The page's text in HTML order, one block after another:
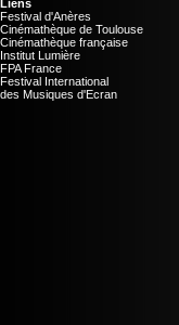
Liens
Festival d'Anères
Cinémathèque de Toulouse
Cinémathèque française
Institut Lumière
FPA France
Festival International
des Musiques d'Ecran